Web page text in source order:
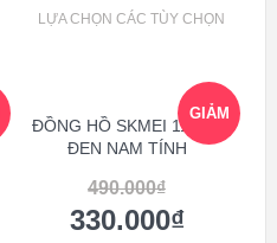
LỰA CHỌN CÁC TÙY CHỌN
GIẢM
ĐỒNG HỒ SKMEI 1163 –
ĐEN NAM TÍNH
490.000₫
330.000₫